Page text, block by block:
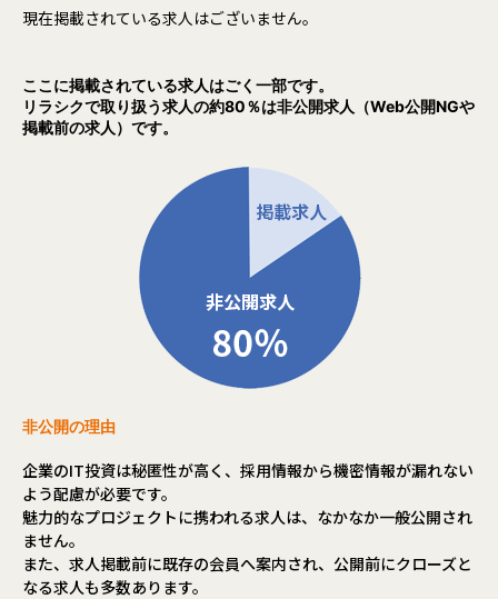
現在掲載されている求人はございません。
ここに掲載されている求人はごく一部です。
リラシクで取り扱う求人の約80％は非公開求人（Web公開NGや
掲載前の求人）です。
非公開の理由
企業のIT投資は秘匿性が高く、採用情報から機密情報が漏れない
よう配慮が必要です。
魅力的なプロジェクトに携われる求人は、なかなか一般公開され
ません。
また、求人掲載前に既存の会員へ案内され、公開前にクローズと
なる求人も多数あります。